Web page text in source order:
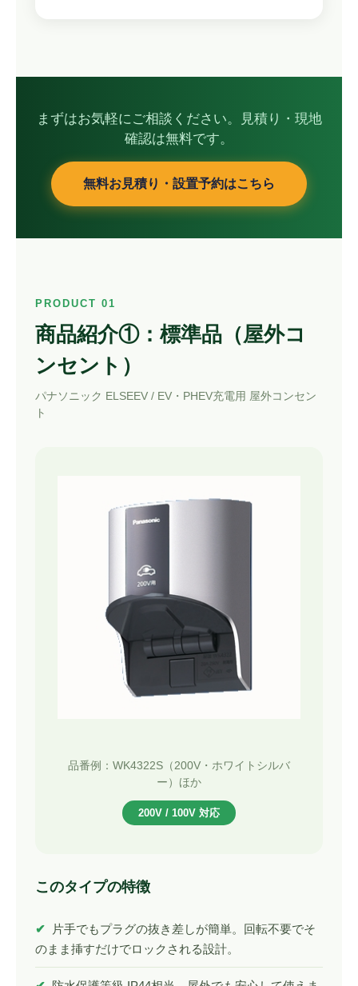
まずはお気軽にご相談ください。見積り・現地
確認は無料です。
無料お見積り・設置予約はこちら
PRODUCT 01
商品紹介①：標準品（屋外コ
ンセント）
パナソニック ELSEEV / EV・PHEV充電用 屋外コンセン
ト
品番例：WK4322S（200V・ホワイトシルバ
ー）ほか
200V / 100V 対応
このタイプの特徴
✔
片手でもプラグの抜き差しが簡単。回転不要でそ
のまま挿すだけでロックされる設計。